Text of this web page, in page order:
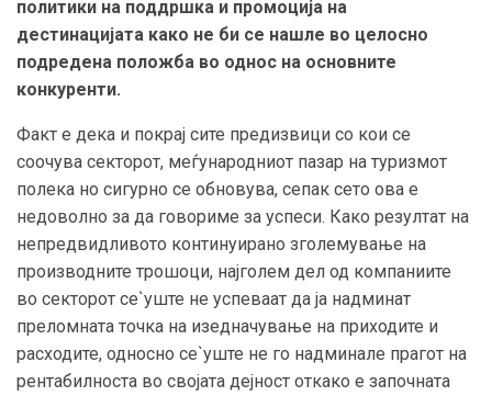
политики на поддршка и промоција на
дестинацијата како не би се нашле во целосно
подредена положба во однос на основните
конкуренти.
Факт е дека и покрај сите предизвици со кои се
соочува секторот, меѓународниот пазар на туризмот
полека но сигурно се обновува, сепак сето ова е
недоволно за да говориме за успеси. Како резултат на
непредвидливото континуирано зголемување на
производните трошоци, најголем дел од компаниите
во секторот се`уште не успеваат да ја надминат
преломната точка на изедначување на приходите и
расходите, односно се`уште не го надминале прагот на
рентабилноста во својата дејност откако е започната